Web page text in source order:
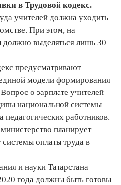
в Трудовой кодекс.
учителей должна уходить
При этом, на
должно выделяться лишь 30
предусматривают
модели формирования
о зарплате учителей
национальной системы
педагогических работников.
планирует
оплаты труда в
и науки Татарстана
года должны быть готовы